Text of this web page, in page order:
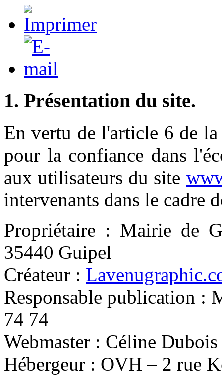
1. Présentation du site.
En vertu de l'article 6 de
pour la confiance dans
aux utilisateurs du site
intervenants dans le cadre
Propriétaire : Mairie de
35440 Guipel
Créateur :
Responsable publication :
74 74
Webmaster : Céline
Hébergeur : OVH – 2 rue